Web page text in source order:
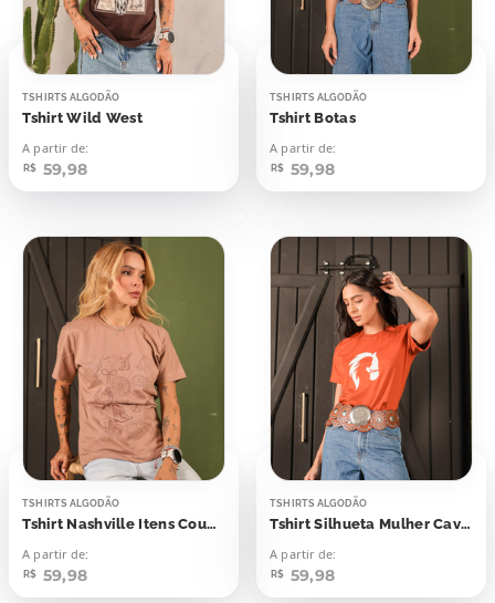
TSHIRTS ALGODÃO
Tshirt Wild West
A partir de:
R$ 59,98
TSHIRTS ALGODÃO
Tshirt Botas
A partir de:
R$ 59,98
TSHIRTS ALGODÃO
Tshirt Nashville Itens Country
A partir de:
R$ 59,98
TSHIRTS ALGODÃO
Tshirt Silhueta Mulher Cavalo
A partir de:
R$ 59,98